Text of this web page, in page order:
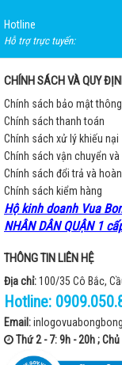
Hotline
Hỗ trợ trực tuyến:
CHÍNH SÁCH VÀ QUY
Chính sách bảo mật
Chính sách thanh toán
Chính sách xử lý khiếu nại
Chính sách vận chuyển
Chính sách đổi trả và
Chính sách kiểm hàng
Hộ kinh doanh Vua
NHÂN DÂN QUẬN 1
THÔNG TIN LIÊN HỆ
Địa chỉ:100/35 Cô Bắc,
Hotline:
Email:
Thứ 2 - 7: 9h - 20h ;